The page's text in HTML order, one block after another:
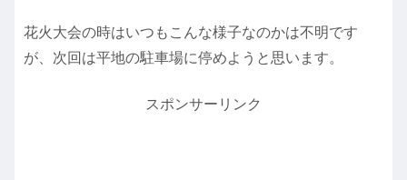
花火大会の時はいつもこんな様子なのかは不明です
が、次回は平地の駐車場に停めようと思います。
スポンサーリンク